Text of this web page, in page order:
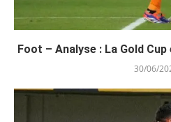
Foot – Analyse : La Gold
30/06/